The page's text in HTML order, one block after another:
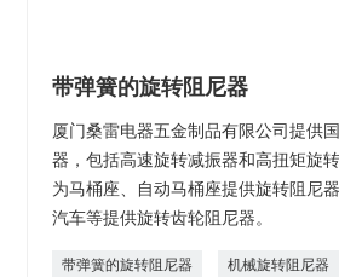
带弹簧的旋转阻尼器
厦门桑雷电器五金制品有限公司提供
器，包括高速旋转减振器和高扭矩旋
为马桶座、自动马桶座提供旋转阻尼
汽车等提供旋转齿轮阻尼器。
带弹簧的旋转阻尼器 机械旋转阻尼器